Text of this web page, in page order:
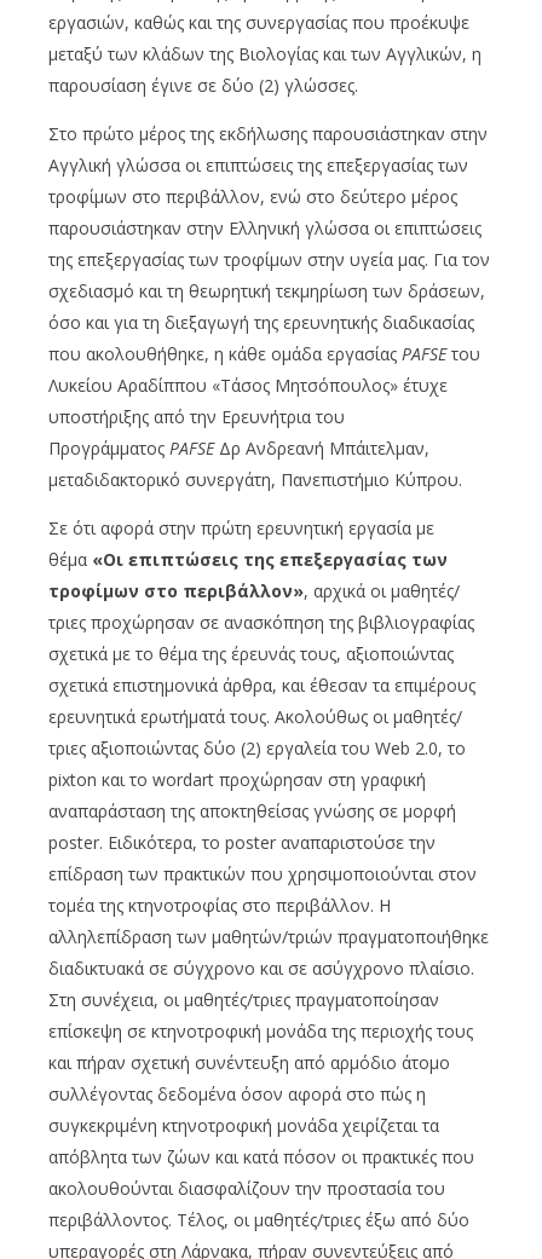
εργασιών, καθώς και της συνεργασίας που προέκυψε
μεταξύ των κλάδων της Βιολογίας και των Αγγλικών, η
παρουσίαση έγινε σε δύο (2) γλώσσες.
Στο πρώτο μέρος της εκδήλωσης παρουσιάστηκαν στην
Αγγλική γλώσσα οι επιπτώσεις της επεξεργασίας των
τροφίμων στο περιβάλλον, ενώ στο δεύτερο μέρος
παρουσιάστηκαν στην Ελληνική γλώσσα οι επιπτώσεις
της επεξεργασίας των τροφίμων στην υγεία μας. Για τον
σχεδιασμό και τη θεωρητική τεκμηρίωση των δράσεων,
όσο και για τη διεξαγωγή της ερευνητικής διαδικασίας
που ακολουθήθηκε, η κάθε ομάδα εργασίας PAFSEτου
Λυκείου Αραδίππου «Τάσος Μητσόπουλος» έτυχε
υποστήριξης από την Ερευνήτρια του
Προγράμματος PAFSEΔρ Ανδρεανή Μπάιτελμαν,
μεταδιδακτορικό συνεργάτη, Πανεπιστήμιο Κύπρου.
Σε ότι αφορά στην πρώτη ερευνητική εργασία με
θέμα «Οι επιπτώσεις της επεξεργασίας των
τροφίμων στο περιβάλλον», αρχικά οι μαθητές/
τριες προχώρησαν σε ανασκόπηση της βιβλιογραφίας
σχετικά με το θέμα της έρευνάς τους, αξιοποιώντας
σχετικά επιστημονικά άρθρα, και έθεσαν τα επιμέρους
ερευνητικά ερωτήματά τους. Ακολούθως οι μαθητές/
τριες αξιοποιώντας δύο (2) εργαλεία του Web 2.0, το
pixton και το wordart προχώρησαν στη γραφική
αναπαράσταση της αποκτηθείσας γνώσης σε μορφή
poster. Ειδικότερα, τo poster αναπαριστούσε την
επίδραση των πρακτικών που χρησιμοποιούνται στον
τομέα της κτηνοτροφίας στο περιβάλλον. Η
αλληλεπίδραση των μαθητών/τριών πραγματοποιήθηκε
διαδικτυακά σε σύγχρονο και σε ασύγχρονο πλαίσιο.
Στη συνέχεια, οι μαθητές/τριες πραγματοποίησαν
επίσκεψη σε κτηνοτροφική μονάδα της περιοχής τους
και πήραν σχετική συνέντευξη από αρμόδιο άτομο
συλλέγοντας δεδομένα όσον αφορά στο πώς η
συγκεκριμένη κτηνοτροφική μονάδα χειρίζεται τα
απόβλητα των ζώων και κατά πόσον οι πρακτικές που
ακολουθούνται διασφαλίζουν την προστασία του
περιβάλλοντος. Τέλος, οι μαθητές/τριες έξω από δύο
υπεραγορές στη Λάρνακα, πήραν συνεντεύξεις από